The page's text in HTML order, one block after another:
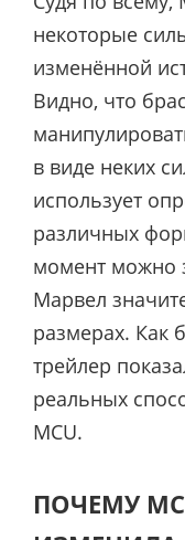
некоторые
изменённой
Видно, что
в виде неких
использует
различных
момент можно
Марвел
размерах. Как
трейлер
реальных
MCU.
ПОЧЕМУ